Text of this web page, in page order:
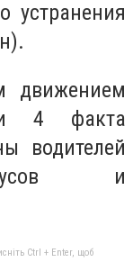
устранения
движением
4 факта
водителей
и
Ctrl + Enter, щоб